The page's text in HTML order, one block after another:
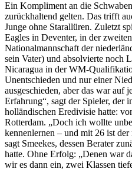
Ein Kompliment an die
zurückhaltend gelten. Das trifft
Junge ohne Starallüren. Zuletzt
Eagles in Deventer, in der
Nationalmannschaft der
sein Vater) und absolvierte noch
Nicaragua in der WM-
Unentschieden und nur einer
ausgeschieden, aber das war auf
Erfahrung“, sagt der Spieler, der
holländischen Eredivisie hatte:
Rotterdam. „Doch ich wollte
kennenlernen – und mit 26 ist
sagt Smeekes, dessen Berater
hatte. Ohne Erfolg: „Denen war
wir es dann ein, zwei Klassen